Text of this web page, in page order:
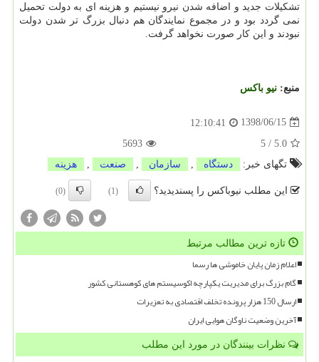
تشكیلات جدید و اضافه شدن نیرو نیستیم و هزینه ای به دولت تحمیل
نمی گردد بود و در مجموع نمایندگان هم دنبال بزرگ تر شدن دولت
نبودند و این كار صورت نخواهد گرفت.
منبع: نیو باكس
1398/06/15
12:10:41
5.0
/
5
5693
تگهای خبر:
دستگاه , سازمان , صنعت , هزینه
این مطلب نیوباکس را پسندیدید؟ (1)
(0)
تازه ترین مطالب مرتبط
اعلام زمان پایان خاموشی ها رسما
گام بزرگ برای مدیریت یکپارچه اکوسیستم های کوهستانی کشور
ارسال 150 هزار پرونده تخلف اقتصادی به تعزیرات
آخرین وضعیت ناوگان هوایی ایران
نظرات بینندگان در مورد این مطلب